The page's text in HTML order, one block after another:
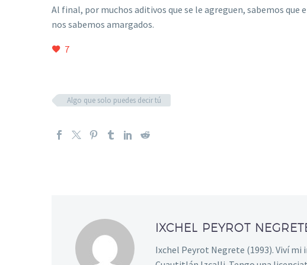
Al final, por muchos aditivos que se le agreguen, sabemos
nos sabemos amargados.
7
Algo que solo puedes decir tú
IXCHEL PEYROT
Ixchel Peyrot Negrete (1993). Viví mi